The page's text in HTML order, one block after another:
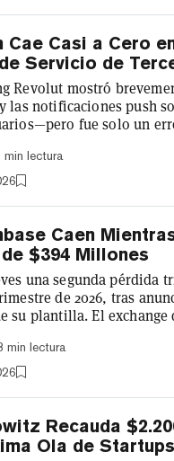
Casi a Cero
Servicio de
Revolut mostró
las notificaciones push
fue solo un
que indicaban que
visualización errónea del
min lectura
Caen
$394 Millones
una segunda pérdida
de 2026, tras
su plantilla. El exchange
por debajo de las
que constituyen
min lectura
Recauda
Ola de